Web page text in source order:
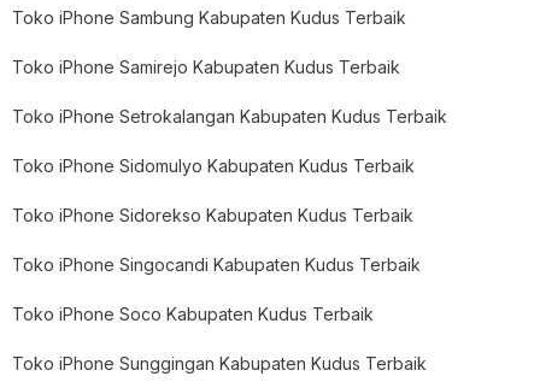
Toko iPhone Sambung Kabupaten Kudus Terbaik
Toko iPhone Samirejo Kabupaten Kudus Terbaik
Toko iPhone Setrokalangan Kabupaten Kudus Terbaik
Toko iPhone Sidomulyo Kabupaten Kudus Terbaik
Toko iPhone Sidorekso Kabupaten Kudus Terbaik
Toko iPhone Singocandi Kabupaten Kudus Terbaik
Toko iPhone Soco Kabupaten Kudus Terbaik
Toko iPhone Sunggingan Kabupaten Kudus Terbaik